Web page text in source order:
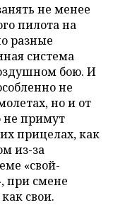
не менее
пилота на
разные
система
бою. И
не
но и от
не примут
прицелах, как
из-за
«свой-
при смене
свои.